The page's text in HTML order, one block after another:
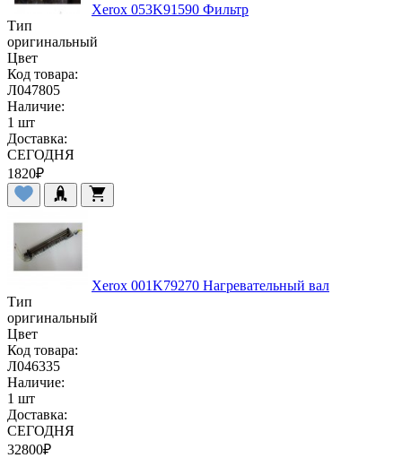
Xerox 053K91590 Фильтр
Тип
оригинальный
Цвет
Код товара:
Л047805
Наличие:
1 шт
Доставка:
СЕГОДНЯ
1820₽
Xerox 001K79270 Нагревательный вал
Тип
оригинальный
Цвет
Код товара:
Л046335
Наличие:
1 шт
Доставка:
СЕГОДНЯ
32800₽